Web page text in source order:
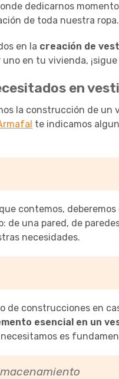
dedicarnos
de toda nuestra ropa.
en la creación de
en tu vivienda,
en
la construcción de
te indicamos
contemos, deberemos
de una pared, de
necesidades.
de construcciones en
esencial en un
es